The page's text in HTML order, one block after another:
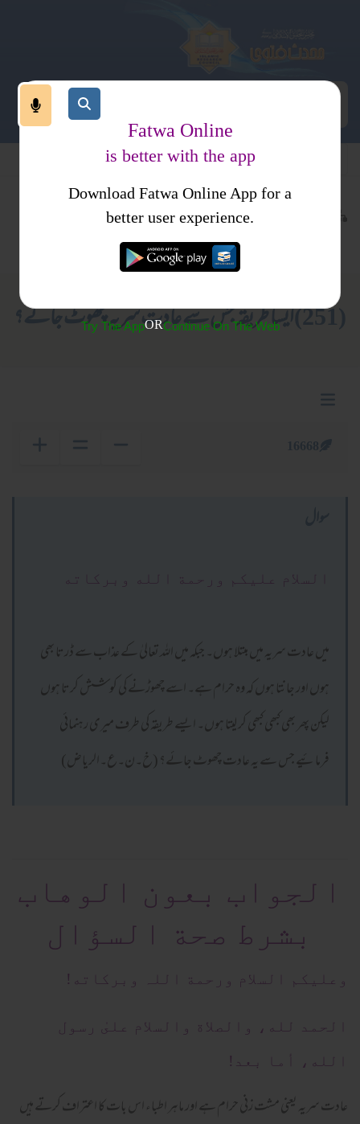
معاشرتی نظام
کتب فتاوی
فتاوی دار السلام
السلام عليكم ورحمة الله وبركاته
میں عادت سریہ میں مبتلا ہوں۔ جبکہ میں اللہ تعالیٰ کے عذاب سے ڈرتا بھی
ہوں اور جانتا ہوں کہ وہ حرام ہے۔ اسے چھوڑنے کی کوشش کرتا ہوں
لیکن پھر بھی کبھی کبھی کر لیتا ہوں۔ ایسے طریقہ کی طرف میری رہنمائی
فرمائیے جس سے یہ عادت چھوٹ جائے؟ (خ۔ن۔ع۔الریاض)
الجواب بعون الوهاب
بشرط صحة السؤال
وعلیکم السلام ورحمة اللہ وبرکاته!
الحمد لله، والصلاة والسلام علىٰ رسول
الله، أما بعد!
عادت سریہ یعنی مشت زنی حرام ہے اور ماہر اطباء اس بات کا اعتراف کرتے ہیں
Fatwa Online
is better with the app
Download Fatwa Online App for a
better user experience.
Try The AppORContinue On The Web